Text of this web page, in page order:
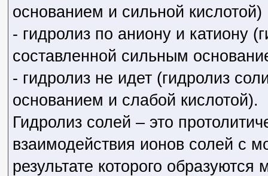
основанием и сильной кислотой)
- гидролиз по аниону и катиону
составленной сильным
- гидролиз не идет (гидролиз
основанием и слабой кислотой).
Гидролиз солей – это
взаимодействия ионов солей с
результате которого